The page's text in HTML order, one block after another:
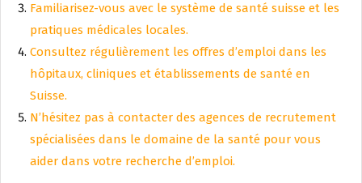
Familiarisez-vous avec le système de santé suisse et les
pratiques médicales locales.
Consultez régulièrement les offres d’emploi dans les
hôpitaux, cliniques et établissements de santé en
Suisse.
N’hésitez pas à contacter des agences de recrutement
spécialisées dans le domaine de la santé pour vous
aider dans votre recherche d’emploi.